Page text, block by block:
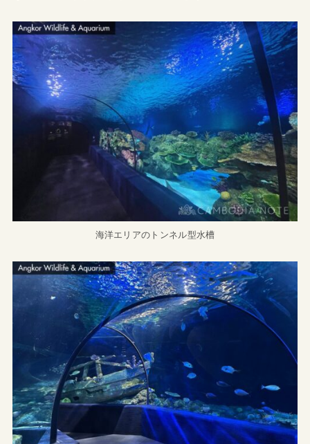
海洋エリアのトンネル型水槽